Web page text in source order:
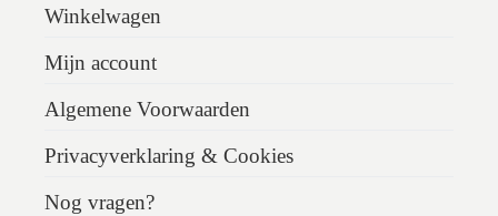
Winkelwagen
Mijn account
Algemene Voorwaarden
Privacyverklaring & Cookies
Nog vragen?